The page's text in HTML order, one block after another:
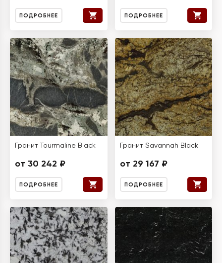
ПОДРОБНЕЕ ПОДРОБНЕЕ
Гранит Tourmaline Black
от 30 242 ₽
ПОДРОБНЕЕ
Гранит Savannah Black
от 29 167 ₽
ПОДРОБНЕЕ